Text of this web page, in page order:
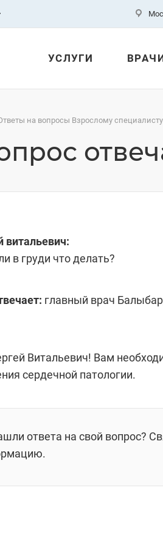
УСЛУГИ
на вопросы Взрослому специалисту
витальевич:
в груди что делать?
главный врач
Витальевич! Вам
сердечной патологии.
ответа на свой вопрос?